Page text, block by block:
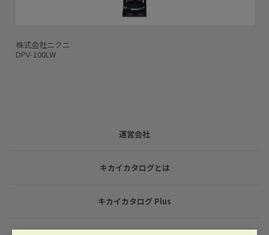
株式会社ニクニ
DPV-100LW
運営会社
キカイカタログとは
キカイカタログ Plus